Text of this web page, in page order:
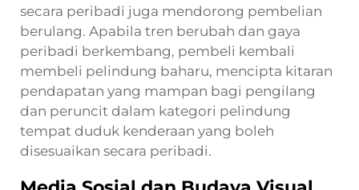
secara peribadi juga mendorong pembelian
berulang. Apabila tren berubah dan gaya
peribadi berkembang, pembeli kembali
membeli pelindung baharu, mencipta kitaran
pendapatan yang mampan bagi pengilang
dan peruncit dalam kategori pelindung
tempat duduk kenderaan yang boleh
disesuaikan secara peribadi.